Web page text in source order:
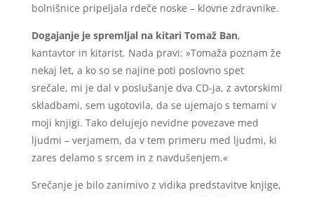
bolnišnice pripeljala rdeče noske – klovne zdravnike.
Dogajanje je spremljal na kitari Tomaž Ban,
kantavtor in kitarist. Nada pravi: »Tomaža poznam že
nekaj let, a ko so se najine poti poslovno spet
srečale, mi je dal v poslušanje dva CD-ja, z avtorskimi
skladbami, sem ugotovila, da se ujemajo s temami v
moji knjigi. Tako delujejo nevidne povezave med
ljudmi – verjamem, da v tem primeru med ljudmi, ki
zares delamo s srcem in z navdušenjem.«
Srečanje je bilo zanimivo z vidika predstavitve knjige,